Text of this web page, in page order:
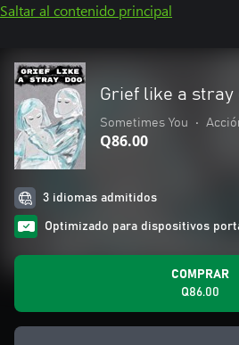
Saltar al contenido principal
Grief like a stray
Sometimes You •
Q86.00
3 idiomas admitidos
Optimizado para dispositivos
COMPRAR
Q86.00